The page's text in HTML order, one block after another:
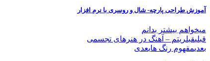
آموزش طراحی پارچه- شال و روسری با نرم افزار
میخواهم بیشتر بدانم
قبلیقبلریتم – آهنگ در هنرهای تجسمی
بعدیمفهوم رنگ هابعدی